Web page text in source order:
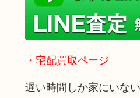
・宅配買取ページ
遅い時間しか家にいな